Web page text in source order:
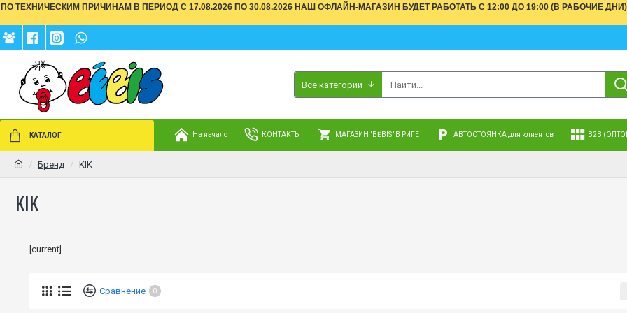
ПО ТЕХНИЧЕСКИМ ПРИЧИНАМ В ПЕРИОД С 17.08.2026 ПО 30.08.2026 НАШ ОФЛАЙН-МАГАЗИН БУДЕТ РАБОТАТЬ С 12:00 ДО 19:00 (В РАБОЧИЕ
Все категории
КАТАЛОГ На начало КОНТАКТЫ МАГАЗИН "BĒBIS" В РИГЕ АВТОСТОЯНКА для клиентов B2B
Бренд KIK
KIK
[current]
Сравнение 0